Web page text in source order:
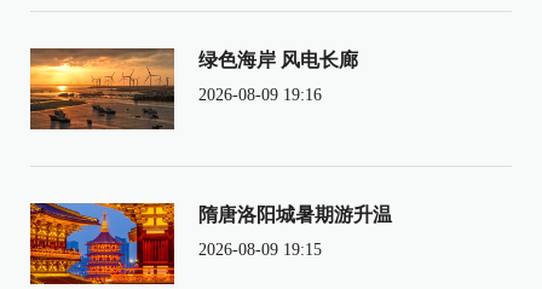
绿色海岸 风电长廊
2026-08-09 19:16
隋唐洛阳城暑期游升温
2026-08-09 19:15